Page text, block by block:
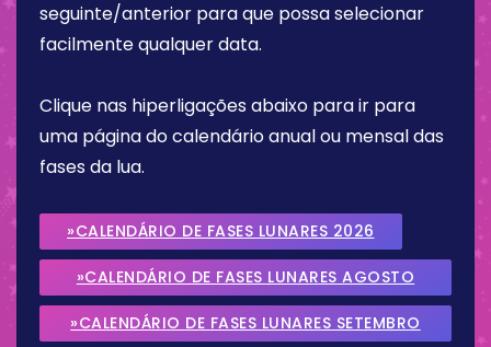
seguinte/anterior para que possa selecionar
facilmente qualquer data.
Clique nas hiperligações abaixo para ir para
uma página do calendário anual ou mensal das
fases da lua.
»CALENDÁRIO DE FASES LUNARES 2026
»CALENDÁRIO DE FASES LUNARES AGOSTO
2026
»CALENDÁRIO DE FASES LUNARES SETEMBRO